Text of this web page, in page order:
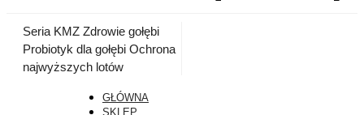
Seria KMZ Zdrowie gołębi
Probiotyk dla gołębi Ochrona
najwyższych lotów
GŁÓWNA
SKLEP